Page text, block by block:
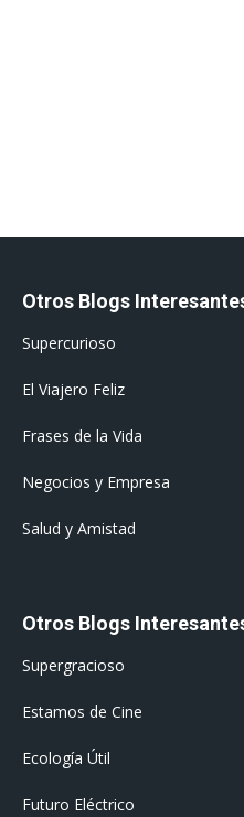
Otros Blogs
Supercurioso
El Viajero Feliz
Frases de la Vida
Negocios y Empresa
Salud y Amistad
Otros Blogs
Supergracioso
Estamos de Cine
Ecología Útil
Futuro Eléctrico